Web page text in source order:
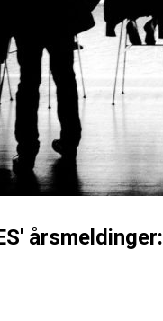
årsmeldinger: